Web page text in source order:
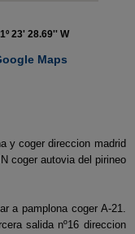
23' 28.69'' W
Maps
y coger direccion madrid
coger autovia del pirineo
a pamplona coger A-21.
salida nº16 direccion